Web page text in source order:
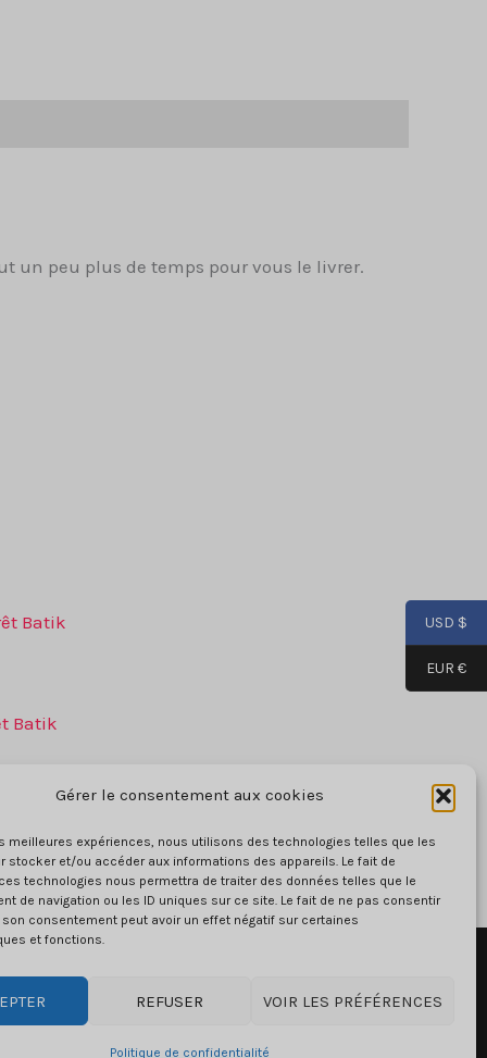
Gérer le consentement aux cookies
meilleures expériences, nous utilisons des technologies telles que les
stocker et/ou accéder aux informations des appareils. Le fait de
technologies nous permettra de traiter des données telles que le
de navigation ou les ID uniques sur ce site. Le fait de ne pas consentir
son consentement peut avoir un effet négatif sur certaines
et fonctions.
REFUSER VOIR LES PRÉFÉRENCES
Politique de confidentialité
un peu plus de temps pour vous le livrer.
Batik
produit
a
plusieurs
variantes.
options
peuvent
Email: contact@sweatrepublix.com
USD $
EUR €